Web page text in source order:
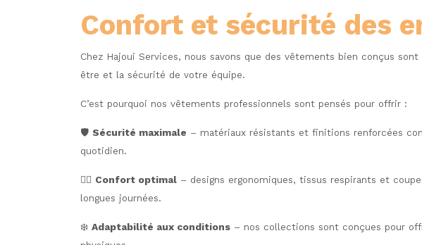
Confort et sécurité des
Chez Hajoui Services, nous savons que des vêtements bien conçus
être et la sécurité de votre équipe.
C’est pourquoi nos vêtements professionnels sont pensés pour offrir :
🛡️ Sécurité maximale – matériaux résistants et finitions renforcées
quotidien.
🧘‍♂️ Confort optimal – designs ergonomiques, tissus respirants et
longues journées.
❄️ Adaptabilité aux conditions – nos collections sont conçues pour